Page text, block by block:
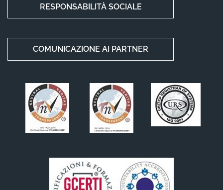
RESPONSABILITÀ SOCIALE
COMUNICAZIONE AI PARTNER